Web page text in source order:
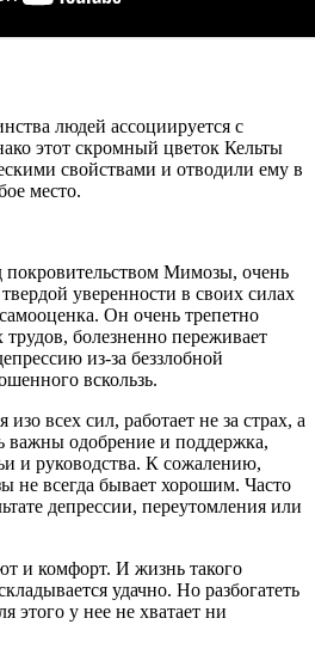
людей ассоциируется с
этот скромный цветок Кельты
свойствами и отводили ему в
место.
Мимозы, очень
уверенности в своих силах
Он очень трепетно
болезненно переживает
из-за беззлобной
вскользь.
всех сил, работает не за страх, а
важны одобрение и поддержка,
и руководства. К сожалению,
не всегда бывает хорошим. Часто
депрессии, переутомления или
и комфорт. И жизнь такого
удачно. Но разбогатеть
этого у нее не хватает ни